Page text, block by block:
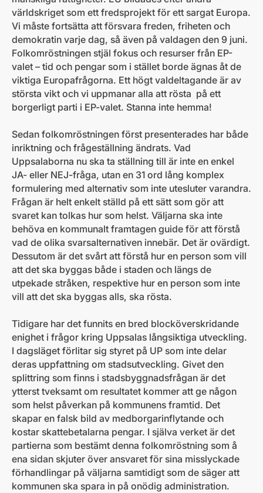
världskriget som ett fredsprojekt för ett sargat Europa.
Vi måste fortsätta att försvara freden, friheten och
demokratin varje dag, så även på valdagen den 9 juni.
Folkomröstningen stjäl fokus och resurser från EP-
valet – tid och pengar som i stället borde ägnas åt de
viktiga Europafrågorna. Ett högt valdeltagande är av
största vikt och vi uppmanar alla att rösta på ett
borgerligt parti i EP-valet. Stanna inte hemma!
Sedan folkomröstningen först presenterades har både
inriktning och frågeställning ändrats. Vad
Uppsalaborna nu ska ta ställning till är inte en enkel
JA- eller NEJ-fråga, utan en 31 ord lång komplex
formulering med alternativ som inte utesluter varandra.
Frågan är helt enkelt ställd på ett sätt som gör att
svaret kan tolkas hur som helst. Väljarna ska inte
behöva en kommunalt framtagen guide för att förstå
vad de olika svarsalternativen innebär. Det är ovärdigt.
Dessutom är det svårt att förstå hur en person som vill
att det ska byggas både i staden och längs de
utpekade stråken, respektive hur en person som inte
vill att det ska byggas alls, ska rösta.
Tidigare har det funnits en bred blocköverskridande
enighet i frågor kring Uppsalas långsiktiga utveckling.
I dagsläget förlitar sig styret på UP som inte delar
deras uppfattning om stadsutveckling. Givet den
splittring som finns i stadsbyggnadsfrågan är det
ytterst tveksamt om resultatet kommer att ge någon
som helst påverkan på kommunens framtid. Det
skapar en falsk bild av medborgarinflytande och
kostar skattebetalarna pengar. I själva verket är det
partierna som bestämt denna folkomröstning som å
ena sidan skjuter över ansvaret för sina misslyckade
förhandlingar på väljarna samtidigt som de säger att
kommunen ska spara in på onödig administration.